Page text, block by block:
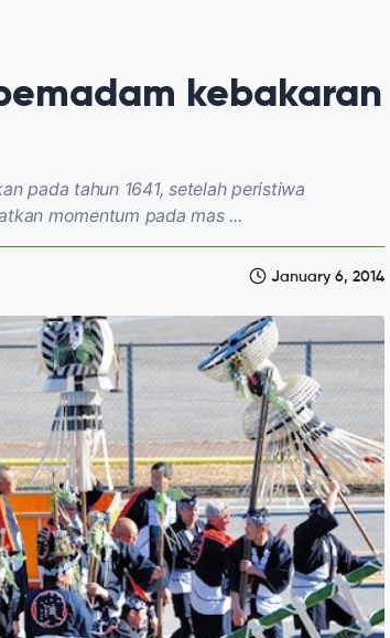
kebakaran
pada tahun 1641, setelah peristiwa
momentum pada mas ...
January 6, 2014